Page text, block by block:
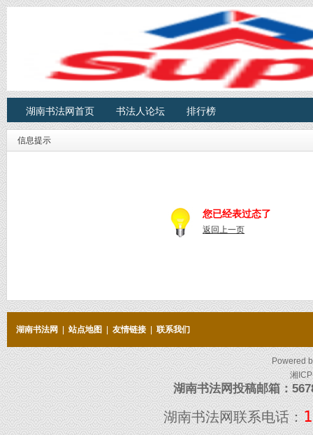
湖南书法网首页 书法人论坛 排行榜
信息提示
您已经表过态了
返回上一页
湖南书法网 站点地图 友情链接 联系我们
Powered
湘
湖南书法网投稿邮箱：
湖南书法网联系电话：